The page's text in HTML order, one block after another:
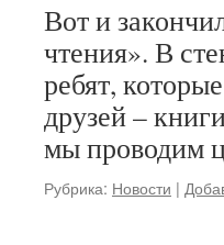
Вот и
чтения». В
ребят,
друзей –
мы проводим
Рубрика: Новости |